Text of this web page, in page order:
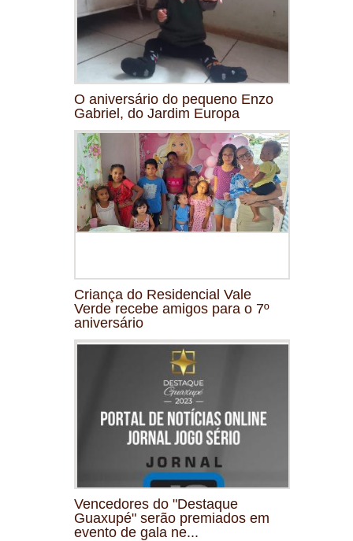
O aniversário do pequeno Enzo
Gabriel, do Jardim Europa
Criança do Residencial Vale
Verde recebe amigos para o 7º
aniversário
Vencedores do "Destaque
Guaxupé" serão premiados em
evento de gala ne...